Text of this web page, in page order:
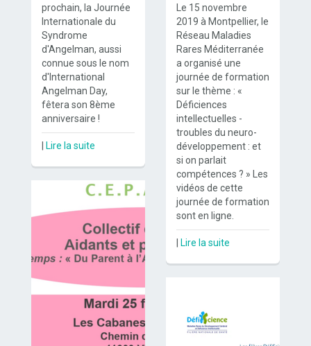
Le 15 novembre
2019 à Montpellier, le
Réseau Maladies
Rares Méditerranée
a organisé une
journée de formation
sur le thème : «
Déficiences
intellectuelles -
troubles du neuro-
développement : et
si on parlait
compétences ? » Les
vidéos de cette
journée de formation
sont en ligne.
Lire la suite
prochain, la Journée
Internationale du
Syndrome
d'Angelman, aussi
connue sous le nom
d'International
Angelman Day,
fêtera son 8ème
anniversaire !
Lire la suite